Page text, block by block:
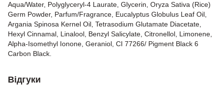
Aqua/Water, Polyglyceryl-4 Laurate, Glycerin, Oryza Sativa (Rice)
Germ Powder, Parfum/Fragrance, Eucalyptus Globulus Leaf Oil,
Argania Spinosa Kernel Oil, Tetrasodium Glutamate Diacetate,
Hexyl Cinnamal, Linalool, Benzyl Salicylate, Citronellol, Limonene,
Alpha-Isomethyl Ionone, Geraniol, CI 77266/ Pigment Black 6
Carbon Black.
Відгуки